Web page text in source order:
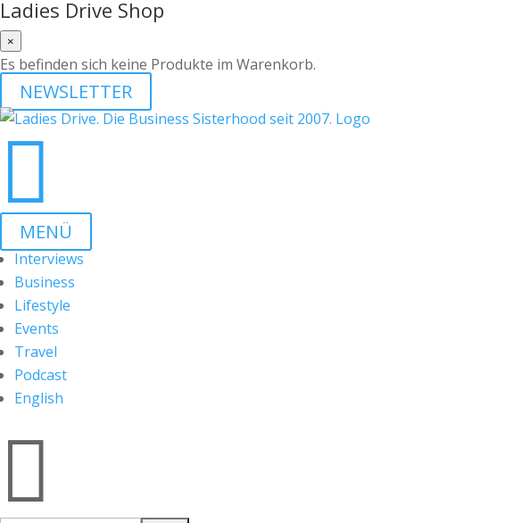
Ladies Drive Shop
×
Es befinden sich keine Produkte im Warenkorb.
NEWSLETTER

MENÜ
Interviews
Business
Lifestyle
Events
Travel
Podcast
English
